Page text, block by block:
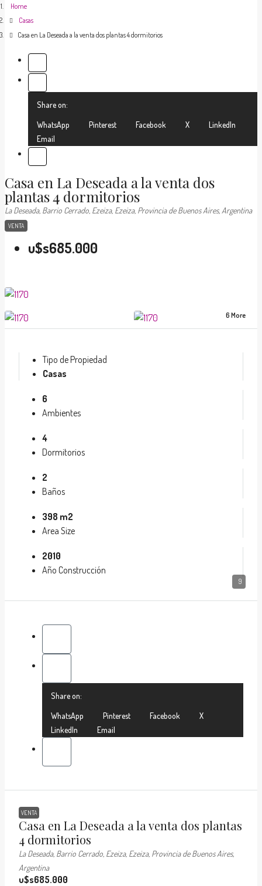
Home
Casas
Casa en La Deseada a la venta dos plantas 4 dormitorios
Share on:
WhatsApp
Pinterest Facebook X
LinkedIn
Email
Casa en La Deseada a la venta dos
plantas 4 dormitorios
La Deseada, Barrio Cerrado, Ezeiza, Ezeiza, Provincia de Buenos Aires, Argentina
VENTA
u$s685.000
9
6 More
Tipo de Propiedad
Casas
6
Ambientes
4
Dormitorios
2
Baños
398 m2
Area Size
2010
Año Construcción
Share on:
WhatsApp
Pinterest Facebook
X
LinkedIn
Email
VENTA
Casa en La Deseada a la venta dos plantas
4 dormitorios
La Deseada, Barrio Cerrado, Ezeiza, Ezeiza, Provincia de Buenos Aires,
Argentina
u$s685.000